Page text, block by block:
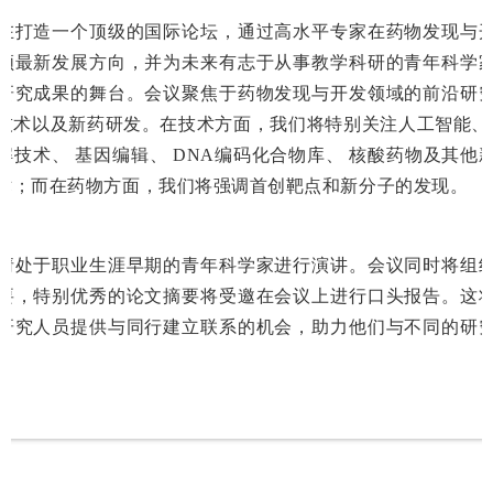
打造一个顶级的国际论坛，通过高水平专家在药物发现与
最新发展方向，并为未来有志于从事教学科研的青年科学
究成果的舞台。会议聚焦于药物发现与开发领域的前沿研
术以及新药研发。在技术方面，我们将特别关注人工智能、
技术、 基因编辑、 DNA编码化合物库、 核酸药物及其他
；而在药物方面，我们将强调首创靶点和新分子的发现。
处于职业生涯早期的青年科学家进行演讲。会议同时将组
，特别优秀的论文摘要将受邀在会议上进行口头报告。这
究人员提供与同行建立联系的机会，助力他们与不同的研